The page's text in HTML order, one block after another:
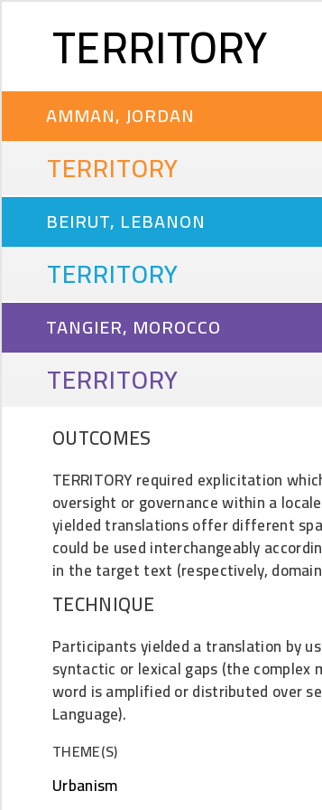
TERRITORY
AMMAN, JORDAN
TERRITORY
BEIRUT, LEBANON
TERRITORY
TANGIER, MOROCCO
TERRITORY
OUTCOMES
TERRITORY required explicitation
oversight or governance within a
yielded translations offer different
could be used interchangeably
in the target text (respectively,
TECHNIQUE
Participants yielded a translation by
syntactic or lexical gaps (the complex
word is amplified or distributed over
Language).
THEME(S)
Urbanism